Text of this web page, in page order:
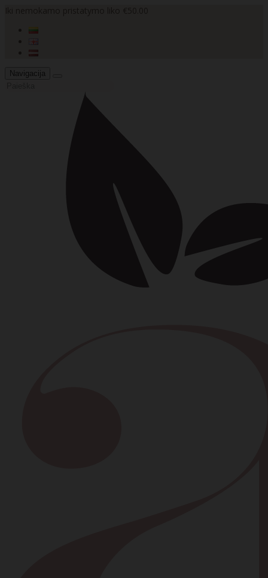
Navigacija